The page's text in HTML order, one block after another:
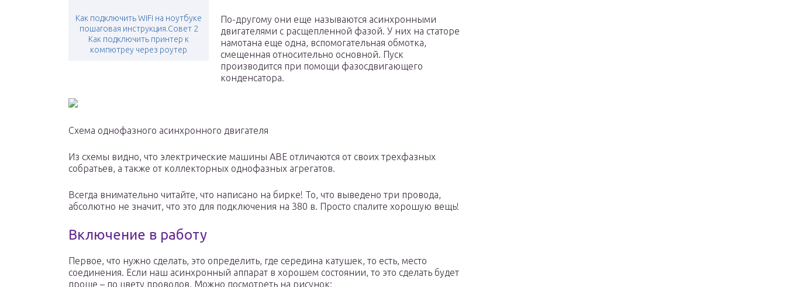
Как подключить WiFi на ноутбуке
пошаговая инструкция.Совет 2
Как подключить принтер к
компютреу через роутер
По-другому они еще называются асинхронными
двигателями с расщепленной фазой. У них на статоре
намотана еще одна, вспомогательная обмотка,
смещенная относительно основной. Пуск
производится при помощи фазосдвигающего
конденсатора.
Схема однофазного асинхронного двигателя
Из схемы видно, что электрические машины АВЕ отличаются от своих трехфазных
собратьев, а также от коллекторных однофазных агрегатов.
Всегда внимательно читайте, что написано на бирке! То, что выведено три провода,
абсолютно не значит, что это для подключения на 380 в. Просто спалите хорошую вещь!
Включение в работу
Первое, что нужно сделать, это определить, где середина катушек, то есть, место
соединения. Если наш асинхронный аппарат в хорошем состоянии, то это сделать будет
проще – по цвету проводов. Можно посмотреть на рисунок: